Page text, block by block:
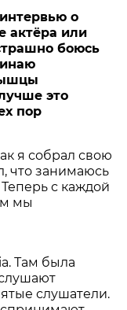
о
актёра или
боюсь
это
пор
я собрал свою
что занимаюсь
с каждой
мы
Там была
слушатели.